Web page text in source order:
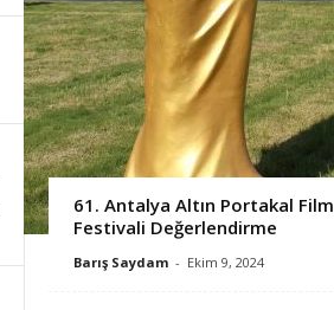
61. Antalya Altın Portakal Film
Festivali Değerlendirme
Barış Saydam - Ekim 9, 2024